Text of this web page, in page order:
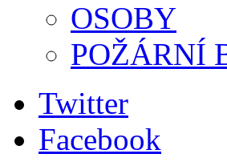
OSOBY
POŽÁRNÍ
Twitter
Facebook